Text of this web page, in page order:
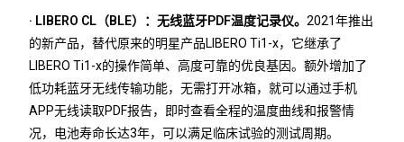
· LIBERO CL（BLE）：无线蓝牙PDF温度记录仪。2021年推出
的新产品，替代原来的明星产品LIBERO Ti1-x，它继承了
LIBERO Ti1-x的操作简单、高度可靠的优良基因。额外增加了
低功耗蓝牙无线传输功能，无需打开冰箱，就可以通过手机
APP无线读取PDF报告，即时查看全程的温度曲线和报警情
况，电池寿命长达3年，可以满足临床试验的测试周期。